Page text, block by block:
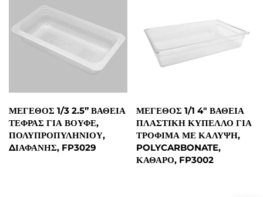
ΜΈΓΕΘΟΣ 1/3 2.5” ΒΑΘΕΊΑ
ΤΕΦΡΆΣ ΓΙΑ ΒΟΥΦΈ,
ΠΟΛΥΠΡΟΠΥΛΗΝΊΟΥ,
ΔΙΑΦΑΝΉΣ, FP3029
ΜΈΓΕΘΟΣ 1/1 4" ΒΑΘΕΊΑ
ΠΛΑΣΤΙΚΉ ΚΎΠΕΛΛΟ ΓΙΑ
ΤΡΌΦΙΜΑ ΜΕ ΚΆΛΥΨΗ,
POLYCARBONATE,
ΚΑΘΑΡΌ, FP3002